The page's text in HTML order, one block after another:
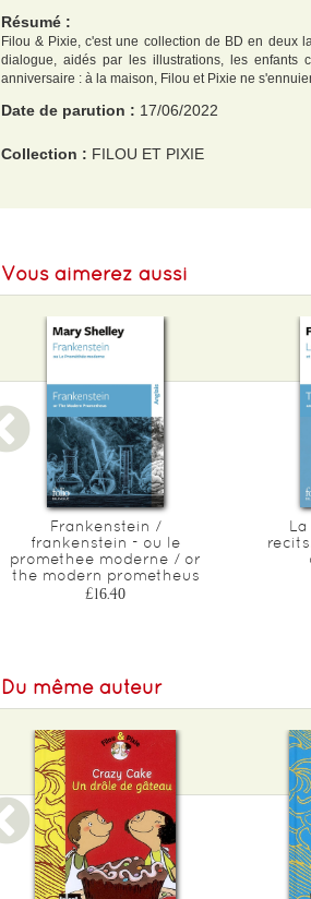
Résumé :
Filou & Pixie, c'est une collection de BD en deux
dialogue, aidés par les illustrations, les enfants
anniversaire : à la maison, Filou et Pixie ne
Date de parution : 17/06/2022
Collection : FILOU ET PIXIE
Format L :160
Poids :164 g
Vous aimerez aussi
Frankenstein /
frankenstein - ou le
promethee moderne / or
the modern prometheus
£16.40
Du même auteur